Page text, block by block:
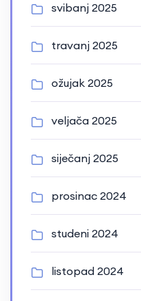
svibanj 2025
travanj 2025
ožujak 2025
veljača 2025
siječanj 2025
prosinac 2024
studeni 2024
listopad 2024